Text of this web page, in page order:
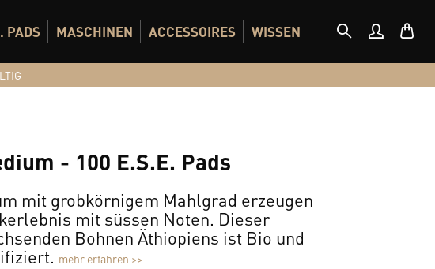
PADS MASCHINEN ACCESSOIRES WISSEN
- 100 E.S.E. Pads
mit grobkörnigem Mahlgrad erzeugen
mit süssen Noten. Dieser
Bohnen Äthiopiens ist Bio und
mehr erfahren >>